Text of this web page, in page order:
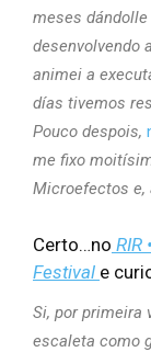
meses dándolle
desenvolvendo
animei a
días tivemos
Pouco despois,
me fixo
Microefectos e,
Certo…no RIR
Festival e
Si, por primeira
escaleta como